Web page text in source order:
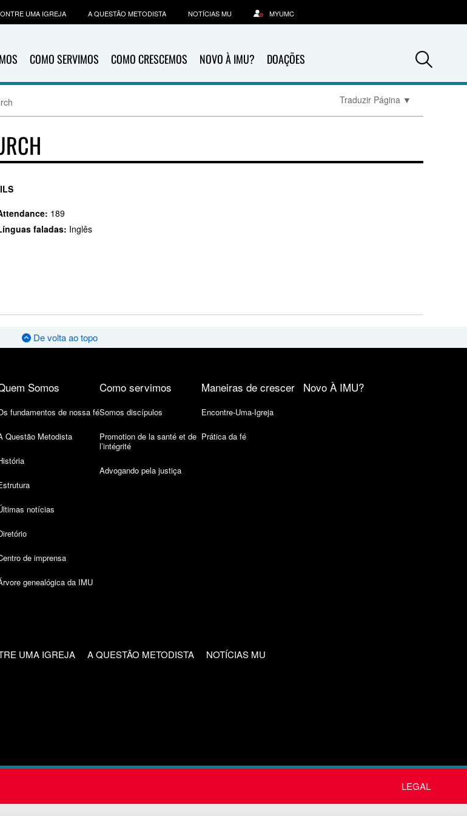
COMO SERVIMOS COMO CRESCEMOS NOVO À IMU? DOAÇÕES
UMA IGREJA A QUESTÃO METODISTA NOTÍCIAS MU MYUMC
Traduzir Página ▼
189
faladas: Inglês
De volta ao topo
Somos
fundamentos de nossa fé
Questão Metodista
notícias
de imprensa
genealógica da IMU
Como servimos
Somos discípulos
Promotion de la santé et de
l’intégrité
Advogando pela justiça
Maneiras de crescer
Encontre-Uma-Igreja
Prática da fé
Novo À IMU?
UMA IGREJA A QUESTÃO METODISTA NOTÍCIAS MU
LEGAL